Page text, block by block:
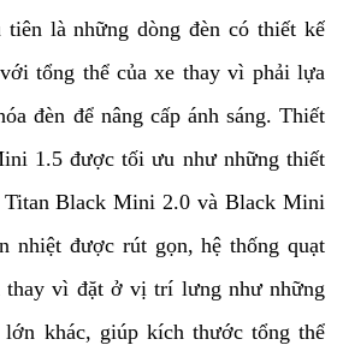
là những dòng đèn có thiết kế
tổng thể của xe thay vì phải lựa
đèn để nâng cấp ánh sáng. Thiết
1.5 được tối ưu như những thiết
Titan Black Mini 2.0 và Black Mini
nhiệt được rút gọn, hệ thống quạt
thay vì đặt ở vị trí lưng như những
khác, giúp kích thước tổng thể